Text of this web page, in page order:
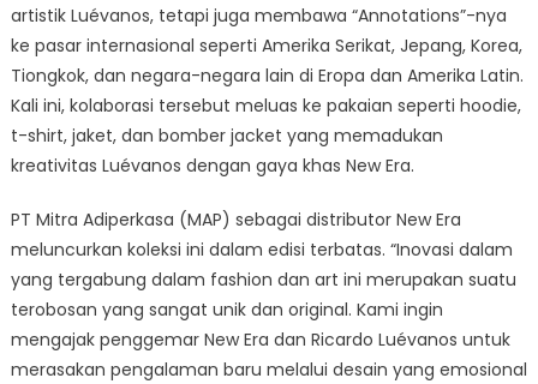
artistik Luévanos, tetapi juga membawa “Annotations”-nya
ke pasar internasional seperti Amerika Serikat, Jepang, Korea,
Tiongkok, dan negara-negara lain di Eropa dan Amerika Latin.
Kali ini, kolaborasi tersebut meluas ke pakaian seperti hoodie,
t-shirt, jaket, dan bomber jacket yang memadukan
kreativitas Luévanos dengan gaya khas New Era.
PT Mitra Adiperkasa (MAP) sebagai distributor New Era
meluncurkan koleksi ini dalam edisi terbatas. “Inovasi dalam
yang tergabung dalam fashion dan art ini merupakan suatu
terobosan yang sangat unik dan original. Kami ingin
mengajak penggemar New Era dan Ricardo Luévanos untuk
merasakan pengalaman baru melalui desain yang emosional